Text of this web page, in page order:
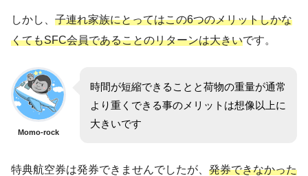
しかし、 子連れ家族にとってはこの6つのメリットしかな
くてもSFC会員であることのリターンは大きいです。
Momo-rock
時間が短縮できることと荷物の重量が通常
より重くできる事のメリットは想像以上に
大きいです
特典航空券は発券できませんでしたが、 発券できなかった